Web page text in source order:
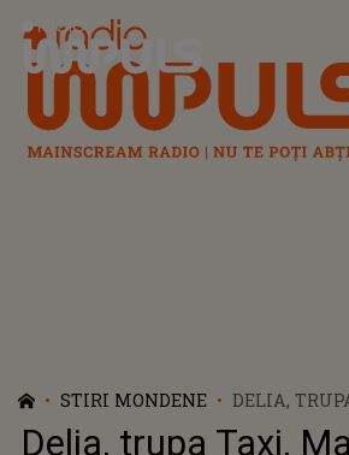
Radio Impuls
STIRI MONDENE
DELIA,
FESH ŞI
Delia, trupa Taxi,